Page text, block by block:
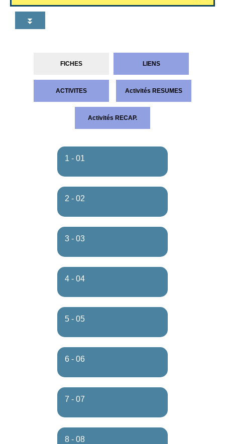
⏬
FICHES LIENS
ACTIVITES Activités RESUMES
Activités RECAP.
1 - 01
2 - 02
3 - 03
4 - 04
5 - 05
6 - 06
7 - 07
8 - 08